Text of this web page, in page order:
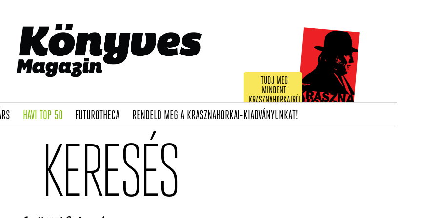
TUDJ MEG
MINDENT
KRASZNAHORKAIRÓL!
(CURRENT)
HAVI TOP 50(CURRENT)
FUTUROTHECA(CURRENT)
RENDELD MEG A KRASZNAHORKAI-KIADVÁNYUNKAT!(CURRENT)
KERESÉS